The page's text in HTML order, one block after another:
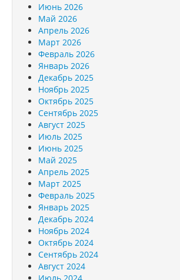
Июнь 2026
Май 2026
Апрель 2026
Март 2026
Февраль 2026
Январь 2026
Декабрь 2025
Ноябрь 2025
Октябрь 2025
Сентябрь 2025
Август 2025
Июль 2025
Июнь 2025
Май 2025
Апрель 2025
Март 2025
Февраль 2025
Январь 2025
Декабрь 2024
Ноябрь 2024
Октябрь 2024
Сентябрь 2024
Август 2024